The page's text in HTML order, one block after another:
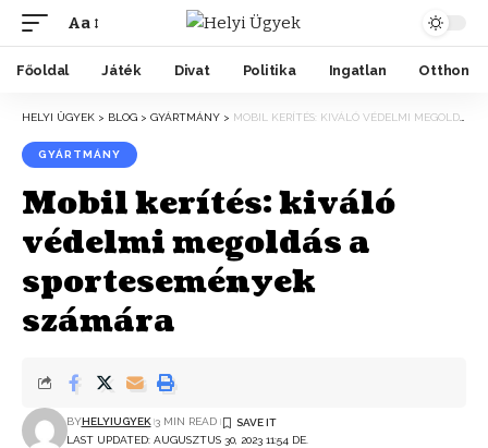
Aa
Főoldal Játék Divat Politika Ingatlan Otthon
HELYI ÜGYEK > BLOG > GYÁRTMÁNY > MOBIL KERÍTÉS: KIVÁLÓ VÉDELMI MEGOLDÁS A SPORTESEMÉNYEK SZÁMÁRA
GYÁRTMÁNY
Mobil kerítés: kiváló
védelmi megoldás a
sportesemények
számára
LAST UPDATED: AUGUSZTUS 30, 2023 11:54 DE.
BYHELYIUGYEK 3 MIN READ